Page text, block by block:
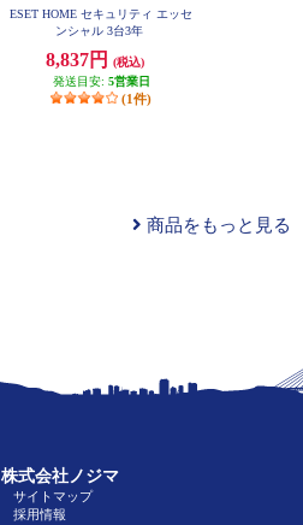
ESET HOME セキュリティ エッセ
ンシャル 3台3年
8,837円
(税込)
発送目安: 5営業日
(1件)
商品をもっと見る
株式会社ノジマ
サイトマップ
採用情報